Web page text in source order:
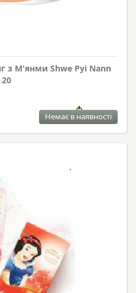
з М'янми Shwe Pyi Nann
Немає в наявності